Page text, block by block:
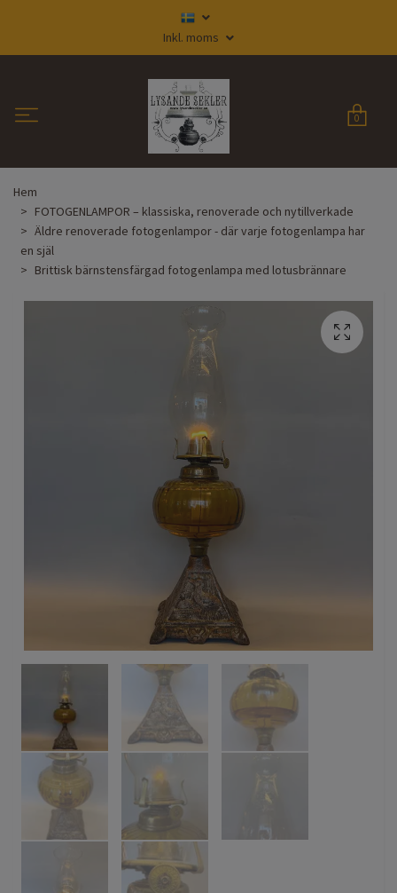
Inkl. moms
0
Hem
FOTOGENLAMPOR – klassiska, renoverade och nytillverkade
Äldre renoverade fotogenlampor - där varje fotogenlampa har
en själ
Brittisk bärnstensfärgad fotogenlampa med lotusbrännare